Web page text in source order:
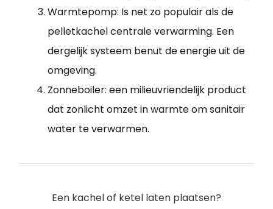
Warmtepomp: Is net zo populair als de
pelletkachel centrale verwarming. Een
dergelijk systeem benut de energie uit de
omgeving.
Zonneboiler: een milieuvriendelijk product
dat zonlicht omzet in warmte om sanitair
water te verwarmen.
Een kachel of ketel laten plaatsen?